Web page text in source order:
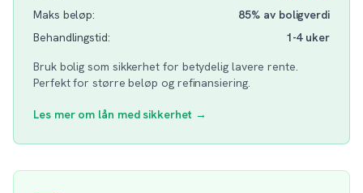
Maks beløp:
85% av boligverdi
Behandlingstid:
1-4 uker
Bruk bolig som sikkerhet for betydelig lavere rente.
Perfekt for større beløp og refinansiering.
Les mer om lån med sikkerhet →